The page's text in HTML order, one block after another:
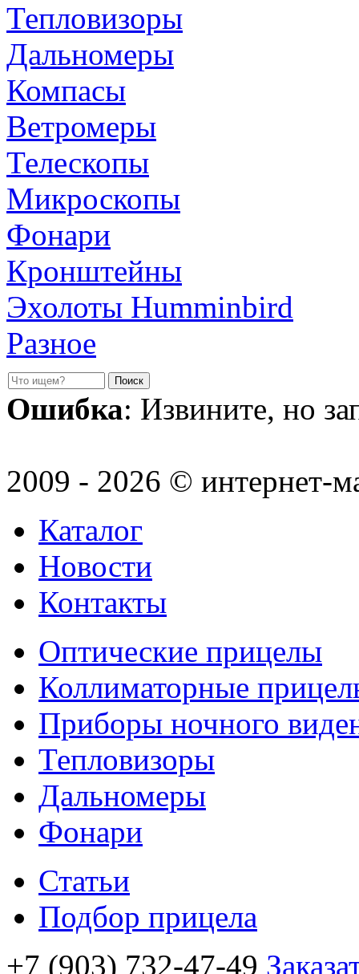
Тепловизоры
Дальномеры
Компасы
Ветромеры
Телескопы
Микроскопы
Фонари
Кронштейны
Эхолоты Humminbird
Разное
Ошибка: Извините, но
2009 - 2026 © интернет-
Каталог
Новости
Контакты
Оптические прицелы
Коллиматорные
Приборы ночного
Тепловизоры
Дальномеры
Фонари
Статьи
Подбор прицела
+7 (903) 732-47-49